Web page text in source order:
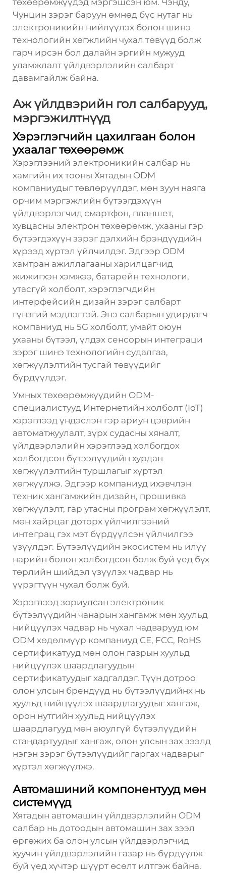
төхөөрөмжүүдэд мэргэшсэн юм. Чэнду,
Чунцин зэрэг баруун өмнөд бүс нутаг нь
электроникийн нийлүүлэх болон шинэ
технологийн хөгжлийн чухал төвүүд болж
гарч ирсэн бол далайн эргийн мужууд
уламжлалт үйлдвэрлэлийн салбарт
давамгайлж байна.
Аж үйлдвэрийн гол салбарууд,
мэргэжилтнүүд
Хэрэглэгчийн цахилгаан болон
ухаалаг төхөөрөмж
Хэрэглээний электроникийн салбар нь
хамгийн их тооны Хятадын ODM
компаниудыг төвлөрүүлдэг, мөн зуун наяга
орчим мэргэжлийн бүтээгдэхүүн
үйлдвэрлэгчид смартфон, планшет,
хувцасны электрон төхөөрөмж, ухааны гэр
бүтээгдэхүүн зэрэг дэлхийн брэндүүдийн
хүрээд хүртэл үйлчилдэг. Эдгээр ODM
хамтран ажиллагааны харилцагчид
жижигхэн хэмжээ, батарейн технологи,
утасгүй холболт, хэрэглэгчдийн
интерфейсийн дизайн зэрэг салбарт
гүнзгий мэдлэгтэй. Энэ салбарын удирдагч
компаниуд нь 5G холболт, умайт оюун
ухааны бүтээл, үлдэх сенсорын интеграци
зэрэг шинэ технологийн судалгаа,
хөгжүүлэлтийн тусгай төвүүдийг
бүрдүүлдэг.
Умных төхөөрөмжүүдийн ODM-
специалистууд Интернетийн холболт (IoT)
хэрэглээд үндэслэн гэр ариун цэврийн
автоматжуулалт, зүрх судасны хяналт,
үйлдвэрлэлийн хэрэглээд холбогдох
холбогдсон бүтээлүүдийн хурдан
хөгжүүлэлтийн туршлагыг хүртэл
хөгжүүлжэ. Эдгээр компаниуд ихэвчлэн
техник хангамжийн дизайн, прошивка
хөгжүүлэлт, гар утасны програм хөгжүүлэлт,
мөн хайрцаг доторх үйлчилгээний
интеграц гэх мэт бүрдүүлсэн үйлчилгээ
үзүүлдэг. Бүтээлүүдийн экосистем нь илүү
нарийн болон холбогдсон болж буй үед бүх
төрлийн шийдэл үзүүлэх чадвар нь
үүрэгтүүн чухал болж буй.
Хэрэглээд зориулсан электроник
бүтээлүүдийн чанарын хангамж мөн хуульд
нийцүүлэх чадвар нь чухал чадварууд юм
ODM хөдөлмүүр компаниуд CE, FCC, RoHS
сертификатууд мөн олон газрын хуульд
нийцүүлэх шаардлагуудын
сертификатуудыг хадгалдэг. Түүн дотроо
олон улсын брендүүд нь бүтээлүүдийнх нь
хуульд нийцүүлэх шаардлагуудыг хангаж,
орон нутгийн хуульд нийцүүлэх
шаардлагууд мөн аюулгүй бүтээлүүдийн
стандартуудыг хангаж, олон улсын зах зээлд
нэгэн зэрэг бүтээлүүдийг гаргах чадварыг
хүртэл хөгжүүлжэ.
Автомашиний компонентууд мөн
системүүд
Хятадын автомашин үйлдвэрлэлийн ODM
салбар нь дотоодын автомашин зах зээл
өргөжих ба олон улсын үйлдвэрлэгчид
хуучин үйлдвэрлэлийн газар нь бүрдүүлж
буй үед хүчтэр шүүрт өсөлт илтгэж байна.